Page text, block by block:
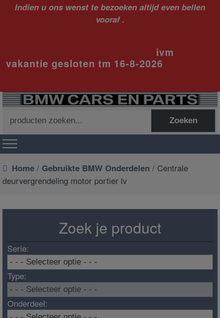
Indien u ons wenst te bezoeken altijd even bellen
vooraf .
ivm
vakantie gesloten tm 16-8-2026
naar:
Zoeken
Home / Gebruikte BMW Onderdelen / Centrale
deurvergrendeling motor portier lv
Zoek je product
Serie:
Type:
Onderdeel: